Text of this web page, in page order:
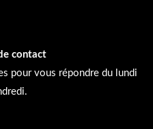
contact
pour vous répondre du lundi